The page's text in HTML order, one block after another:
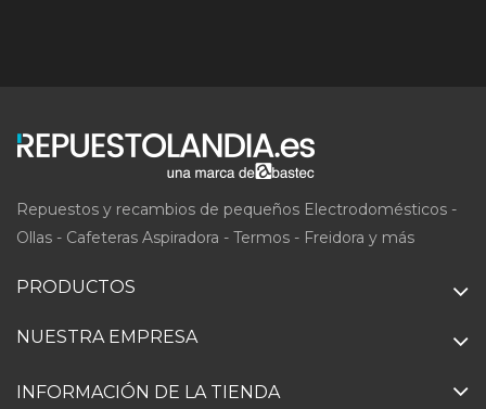
Repuestos y recambios de pequeños Electrodomésticos -
Ollas - Cafeteras Aspiradora - Termos - Freidora y más
PRODUCTOS
NUESTRA EMPRESA
INFORMACIÓN DE LA TIENDA